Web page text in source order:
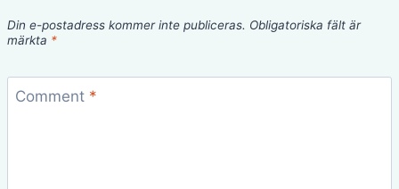
Din e-postadress kommer inte publiceras. Obligatoriska fält är
märkta *
Comment *